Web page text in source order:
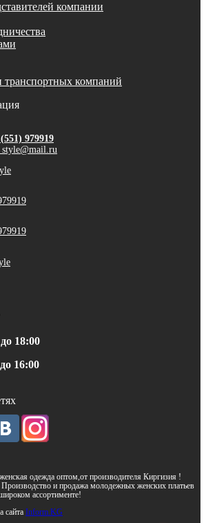
компании
транспортных компаний
979919
18:00
16:00
одежда оптом,от производителя Киргизия !
и продажа молодежных женских платьев
ассортименте!
сайта Inform.KG